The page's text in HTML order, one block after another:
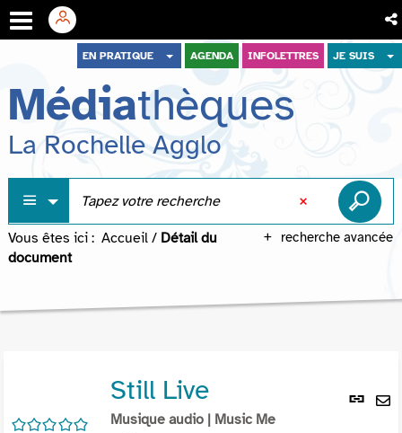
menu
contenu
recherche
EN PRATIQUE AGENDA INFOLETTRES JE SUIS
Médiathèques
La Rochelle Agglo
recherche avancée
Vous êtes ici : Accueil / Détail du
document
Lien
/5
Still Live
Musique audio | Music Me